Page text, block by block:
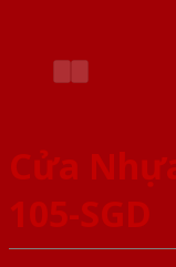
Cửa
105-SGD